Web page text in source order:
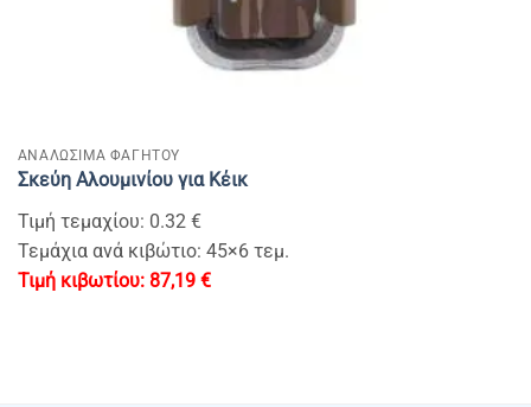
ΑΝΑΛΩΣΙΜΑ ΦΑΓΗΤΟΥ
Σκεύη Αλουμινίου για Κέικ
Τιμή τεμαχίου: 0.32 €
Τεμάχια ανά κιβώτιο: 45×6 τεμ.
87,19 €